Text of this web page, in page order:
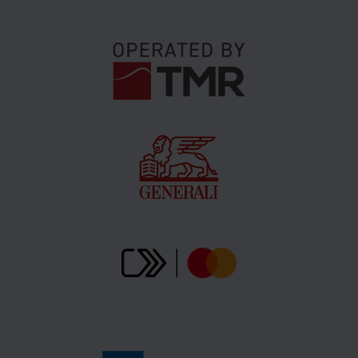
skorzystać z jednej jazdy kolejką linową na górę i jednej
jazdy kolejką w dół.
Bilet nie jest całodniowy. Ubezpieczenie na wyciągi
górskie nie jest wliczone w cenę biletu na wyciąg.
Štrbské Pleso online za pośrednictwem sklepu
internetowego www.gopass.travel, aby mogli przejść
przez bramkę obrotową potrzebują kod QR.
Przy bramce należy zeskanować kod QR z
potwierdzenia zakupu, który można mieć przy sobie w